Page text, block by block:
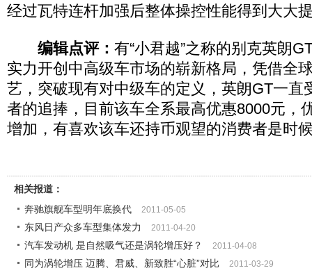
经过瓦特连杆加强后整体操控性能得到大大
编辑点评： 有“小君越”之称的别克英朗
实力开创中高级车市场的崭新格局，凭借全
艺，突破现有对中级车的定义，英朗GT一直
者的追捧，目前该车全系最高优惠8000元，
增加，有喜欢该车还持币观望的消费者是时
相关报道：
奔驰旗舰车型明年底换代
2011-05-05
东风日产众多车型集体发力 2011-04-20
汽车发动机 是自然吸气还是涡轮增压好？ 2011-04-08
同为涡轮增压 迈腾、君威、新致胜“心脏”对比 2011-03-29